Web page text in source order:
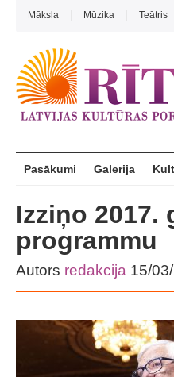
Māksla Mūzika Teātris
Pasākumi Galerija
Izziņo 2017.
programmu
Autors redakcija 15/